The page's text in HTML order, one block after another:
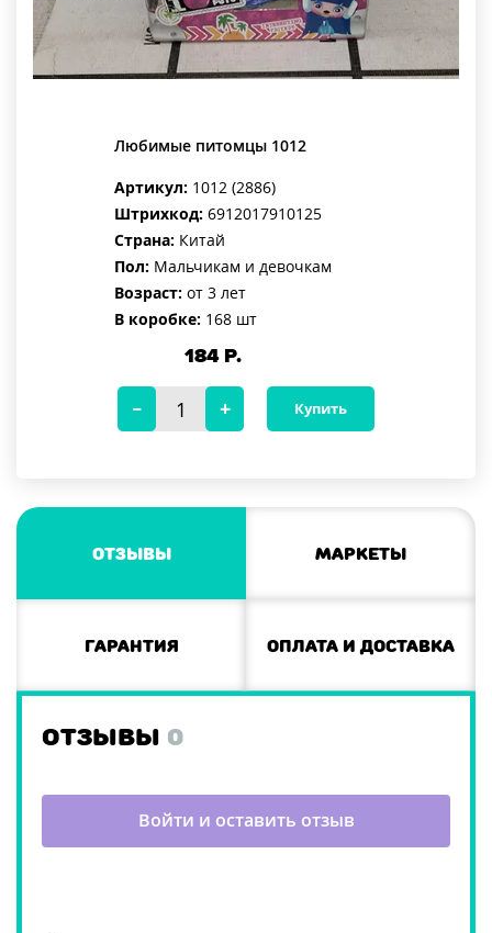
Любимые питомцы 1012
Артикул: 1012 (2886)
Штрихкод: 6912017910125
Страна: Китай
Пол: Мальчикам и девочкам
Возраст: от 3 лет
В коробке: 168 шт
184Р.
Купить
Отзывы Маркеты
Гарантия Оплата и доставка
ОТЗЫВЫ 0
Войти и оставить отзыв